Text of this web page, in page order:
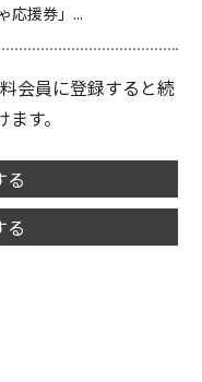
応援券」...
会員に登録すると続
す。
る
る